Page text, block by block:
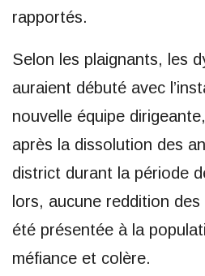
rapportés.
Selon les plaignants, les
auraient débuté avec
nouvelle équipe
après la dissolution des
district durant la période
lors, aucune reddition des
été présentée à la
méfiance et colère.